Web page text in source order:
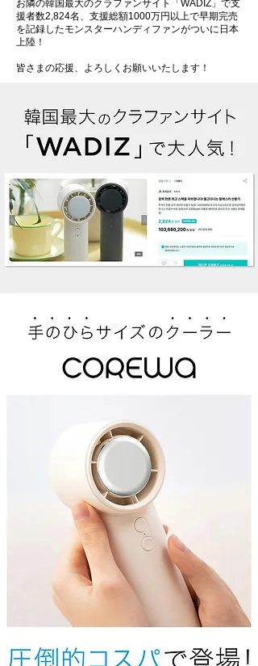
お隣の韓国最大のクラファンサイト「WADIZ」で支
援者数2,824名、支援総額1000万円以上で早期完売
を記録したモンスターハンディファンがついに日本
上陸！
皆さまの応援、よろしくお願いいたします！